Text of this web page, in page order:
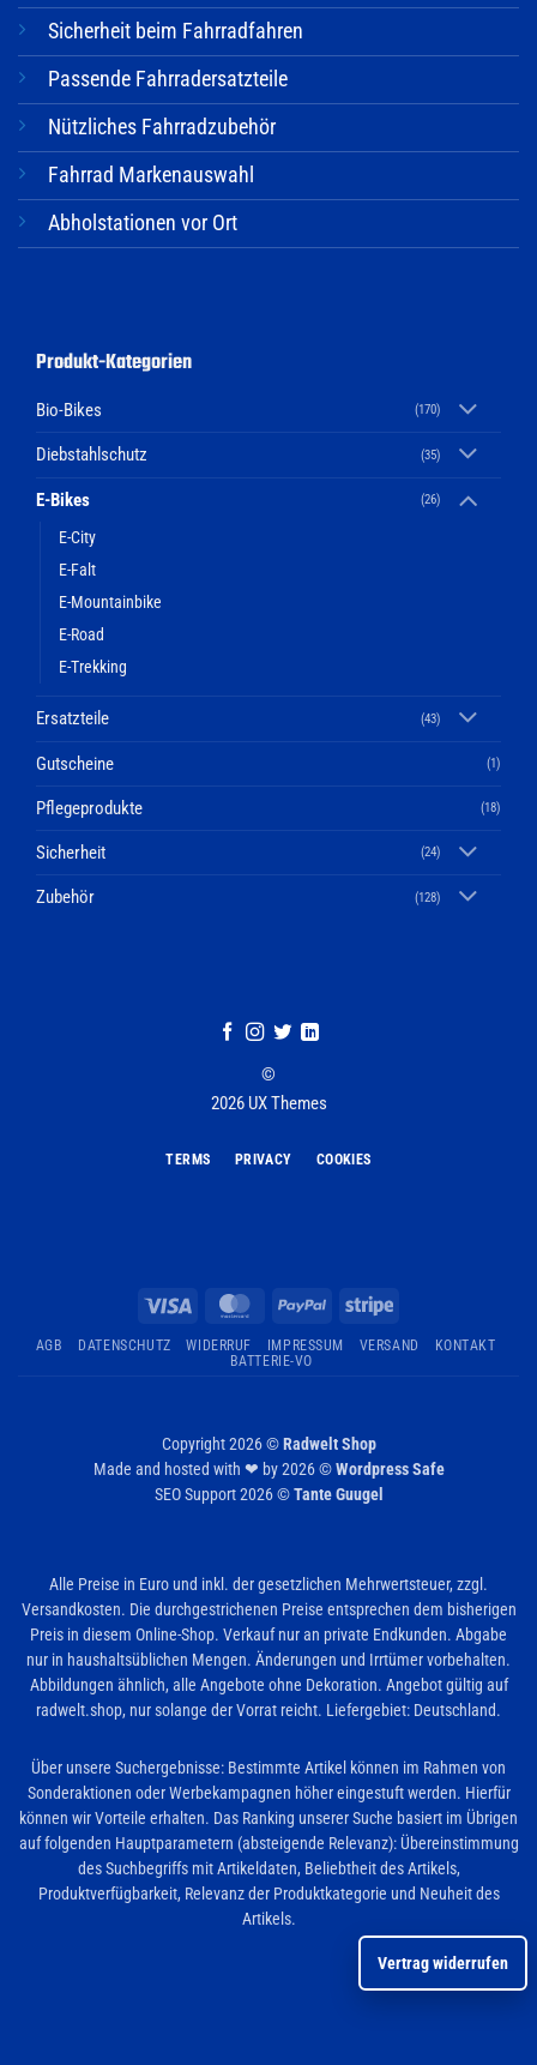
Sicherheit beim Fahrradfahren
Passende Fahrradersatzteile
Nützliches Fahrradzubehör
Fahrrad Markenauswahl
Abholstationen vor Ort
Produkt-Kategorien
Bio-Bikes (170)
Diebstahlschutz (35)
E-Bikes (26)
E-City
E-Falt
E-Mountainbike
E-Road
E-Trekking
Ersatzteile (43)
Gutscheine (1)
Pflegeprodukte (18)
Sicherheit (24)
Zubehör (128)
©
2026 UX Themes
TERMS PRIVACY COOKIES
MasterCardPayPal Stripe
AGB DATENSCHUTZ WIDERRUF IMPRESSUM VERSAND
KONTAKT
BATTERIE-VO
Copyright 2026 ©Radwelt Shop
Made and hosted with ❤ by 2026 ©Wordpress Safe
SEO Support 2026 ©Tante Guugel
Alle Preise in Euro und inkl. der gesetzlichen Mehrwertsteuer, zzgl.
Versandkosten. Die durchgestrichenen Preise entsprechen dem bisherigen
Preis in diesem Online-Shop. Verkauf nur an private Endkunden. Abgabe
nur in haushaltsüblichen Mengen. Änderungen und Irrtümer vorbehalten.
Abbildungen ähnlich, alle Angebote ohne Dekoration. Angebot gültig auf
radwelt.shop, nur solange der Vorrat reicht. Liefergebiet: Deutschland.
Über unsere Suchergebnisse: Bestimmte Artikel können im Rahmen von
Sonderaktionen oder Werbekampagnen höher eingestuft werden. Hierfür
können wir Vorteile erhalten. Das Ranking unserer Suche basiert im Übrigen
auf folgenden Hauptparametern (absteigende Relevanz): Übereinstimmung
des Suchbegriffs mit Artikeldaten, Beliebtheit des Artikels,
Produktverfügbarkeit, Relevanz der Produktkategorie und Neuheit des
Artikels.
Vertrag widerrufen